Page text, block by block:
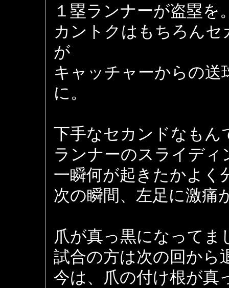
１塁ランナーが盗塁を
カントクはもちろん
が
キャッチャーからの
に。
下手なセカンドなもん
ランナーのスライデ
一瞬何が起きたかよく
次の瞬間、左足に激痛
爪が真っ黒になってま
試合の方は次の回から
今は、爪の付け根が真